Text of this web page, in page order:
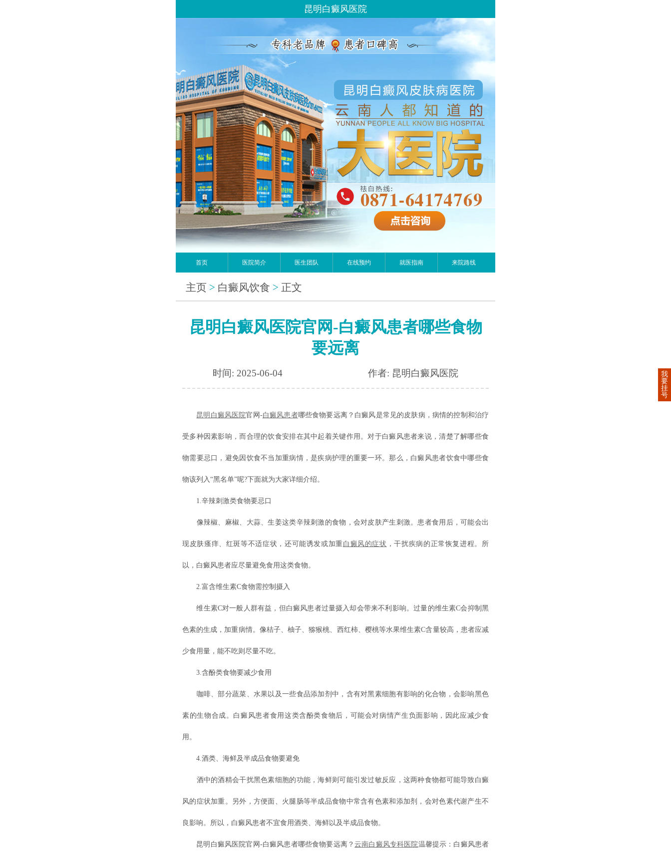
昆明白癜风医院
首页 医院简介 医生团队 在线预约 就医指南 来院路线
主页 > 白癜风饮食 > 正文
昆明白癜风医院官网-白癜风患者哪些食物
要远离
时间: 2025-06-04 作者: 昆明白癜风医院
昆明白癜风医院官网-白癜风患者哪些食物要远离？白癜风是常见的皮肤病，病情的控制和治疗
受多种因素影响，而合理的饮食安排在其中起着关键作用。对于白癜风患者来说，清楚了解哪些食
物需要忌口，避免因饮食不当加重病情，是疾病护理的重要一环。那么，白癜风患者饮食中哪些食
物该列入“黑名单”呢?下面就为大家详细介绍。
1.辛辣刺激类食物要忌口
像辣椒、麻椒、大蒜、生姜这类辛辣刺激的食物，会对皮肤产生刺激。患者食用后，可能会出
现皮肤瘙痒、红斑等不适症状，还可能诱发或加重白癜风的症状 ，干扰疾病的正常恢复进程。所
以，白癜风患者应尽量避免食用这类食物。
2.富含维生素C食物需控制摄入
维生素C对一般人群有益，但白癜风患者过量摄入却会带来不利影响。过量的维生素C会抑制黑
色素的生成，加重病情。像桔子、柚子、猕猴桃、西红柿、樱桃等水果维生素C含量较高，患者应减
少食用量，能不吃则尽量不吃。
3.含酚类食物要减少食用
咖啡、部分蔬菜、水果以及一些食品添加剂中，含有对黑素细胞有影响的化合物，会影响黑色
素的生物合成。白癜风患者食用这类含酚类食物后，可能会对病情产生负面影响，因此应减少食
用。
4.酒类、海鲜及半成品食物要避免
酒中的酒精会干扰黑色素细胞的功能，海鲜则可能引发过敏反应，这两种食物都可能导致白癜
风的症状加重。另外，方便面、火腿肠等半成品食物中常含有色素和添加剂，会对色素代谢产生不
良影响。所以，白癜风患者不宜食用酒类、海鲜以及半成品食物。
昆明白癜风医院官网-白癜风患者哪些食物要远离？云南白癜风专科医院温馨提示：白癜风患者
我
要
挂
号